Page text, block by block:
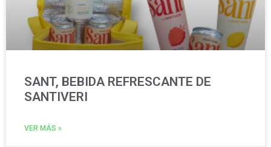
SANT, BEBIDA REFRESCANTE DE
SANTIVERI
VER MÁS »